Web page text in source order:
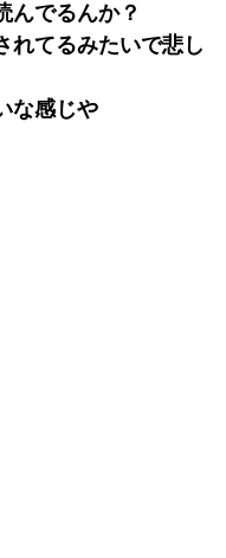
んでるんか？
れてるみたいで悲し
な感じや